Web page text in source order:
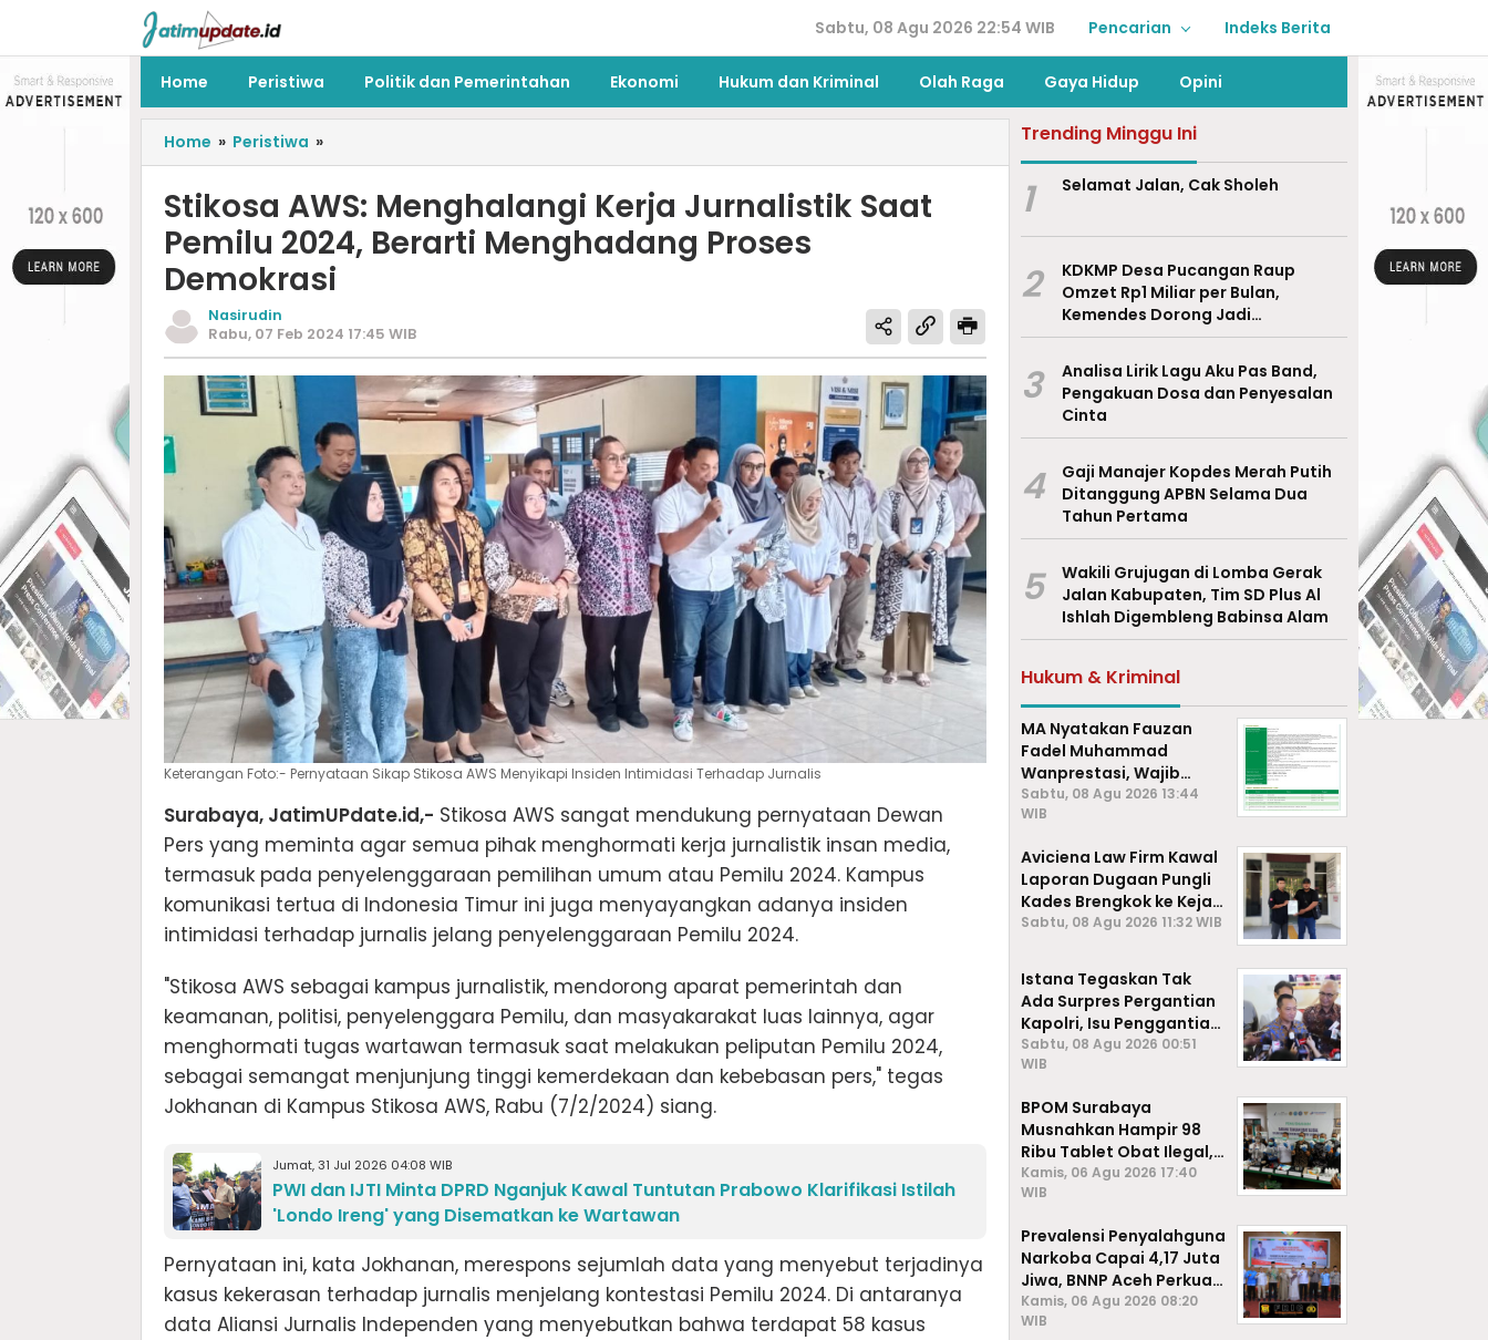
Sabtu, 08 Agu 2026 22:54 WIB Pencarian Indeks Berita
Home Peristiwa Politik dan Pemerintahan Ekonomi Hukum dan Kriminal Olah Raga Gaya Hidup Opini
Home » Peristiwa »
Stikosa AWS: Menghalangi Kerja Jurnalistik Saat
Pemilu 2024, Berarti Menghadang Proses
Demokrasi
Nasirudin
Rabu, 07 Feb 2024 17:45 WIB
Keterangan Foto:- Pernyataan Sikap Stikosa AWS Menyikapi Insiden Intimidasi Terhadap Jurnalis
Surabaya, JatimUPdate.id,- Stikosa AWS sangat mendukung pernyataan Dewan
Pers yang meminta agar semua pihak menghormati kerja jurnalistik insan media,
termasuk pada penyelenggaraan pemilihan umum atau Pemilu 2024. Kampus
komunikasi tertua di Indonesia Timur ini juga menyayangkan adanya insiden
intimidasi terhadap jurnalis jelang penyelenggaraan Pemilu 2024.
"Stikosa AWS sebagai kampus jurnalistik, mendorong aparat pemerintah dan
keamanan, politisi, penyelenggara Pemilu, dan masyakarakat luas lainnya, agar
menghormati tugas wartawan termasuk saat melakukan peliputan Pemilu 2024,
sebagai semangat menjunjung tinggi kemerdekaan dan kebebasan pers," tegas
Jokhanan di Kampus Stikosa AWS, Rabu (7/2/2024) siang.
Jumat, 31 Jul 2026 04:08 WIB
PWI dan IJTI Minta DPRD Nganjuk Kawal Tuntutan Prabowo Klarifikasi Istilah
'Londo Ireng' yang Disematkan ke Wartawan
Pernyataan ini, kata Jokhanan, merespons sejumlah data yang menyebut terjadinya
kasus kekerasan terhadap jurnalis menjelang kontestasi Pemilu 2024. Di antaranya
data Aliansi Jurnalis Independen yang menyebutkan bahwa terdapat 58 kasus
Trending Minggu Ini
1 Selamat Jalan, Cak Sholeh
2
KDKMP Desa Pucangan Raup
Omzet Rp1 Miliar per Bulan,
Kemendes Dorong Jadi
Percontohan Nasional
3
Analisa Lirik Lagu Aku Pas Band,
Pengakuan Dosa dan Penyesalan
Cinta
4
Gaji Manajer Kopdes Merah Putih
Ditanggung APBN Selama Dua
Tahun Pertama
5
Wakili Grujugan di Lomba Gerak
Jalan Kabupaten, Tim SD Plus Al
Ishlah Digembleng Babinsa Alam
Hukum & Kriminal
MA Nyatakan Fauzan
Fadel Muhammad
Wanprestasi, Wajib
Bayar Rp2,085 Miliar
Sabtu, 08 Agu 2026 13:44
WIB
Aviciena Law Firm Kawal
Laporan Dugaan Pungli
Kades Brengkok ke Kejari
Lamongan
Sabtu, 08 Agu 2026 11:32 WIB
Istana Tegaskan Tak
Ada Surpres Pergantian
Kapolri, Isu Penggantian
Listyo Sigit Dipastikan
Hoaks
Sabtu, 08 Agu 2026 00:51
WIB
BPOM Surabaya
Musnahkan Hampir 98
Ribu Tablet Obat Ilegal,
Cegah Penyalahgunaan
di Kalangan Pelajar
Kamis, 06 Agu 2026 17:40
WIB
Prevalensi Penyalahguna
Narkoba Capai 4,17 Juta
Jiwa, BNNP Aceh Perkuat
P4GN di Subulussalam
Kamis, 06 Agu 2026 08:20
WIB